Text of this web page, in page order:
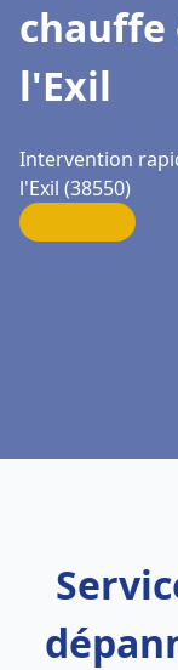
chauffe
l'Exil
Intervention
l'Exil (38550)